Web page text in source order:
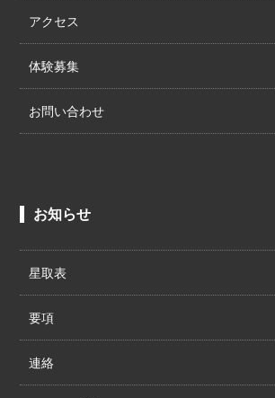
アクセス
体験募集
お問い合わせ
お知らせ
星取表
要項
連絡